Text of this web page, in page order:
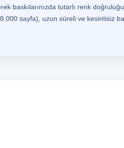
baskılarınızda tutarlı renk
sayfa), uzun süreli ve kesintisiz